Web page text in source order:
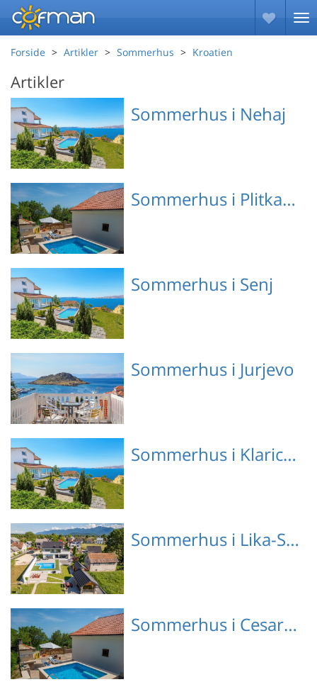
Forside Artikler Sommerhus Kroatien
Artikler
Sommerhus i Nehaj
Emne nr.: 310-
HR3420.110.1
Sommerhus i Plitka Draga
Emne nr.: 310-
HR3750.202.1
Sommerhus i Senj
HR3420.110.1
Sommerhus i Jurjevo
Emne nr.: 310-
HR3420.621.1
Sommerhus i Klaricevac
Emne nr.: 310-
HR3420.110.1
Sommerhus i Lika-Senj
Emne nr.: 133-CCL177 Sommerhus i Cesarica